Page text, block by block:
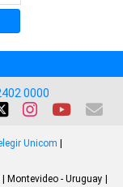
0000
Unicom
- Uruguay |